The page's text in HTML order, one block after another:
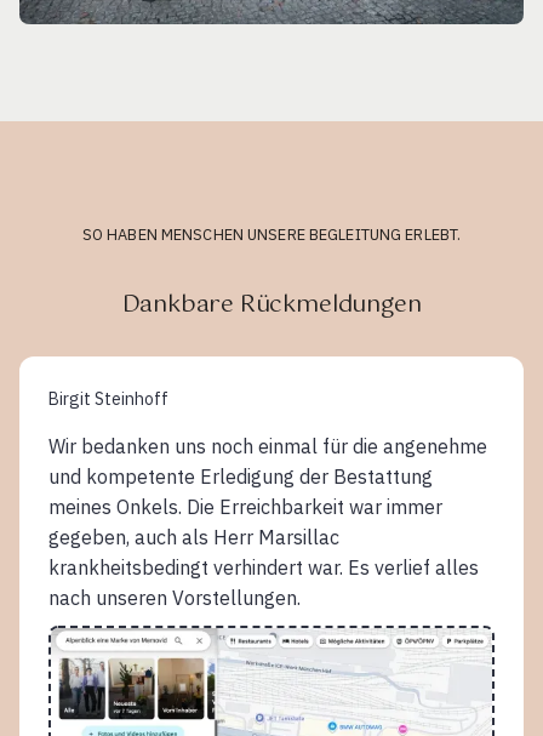
SO HABEN MENSCHEN UNSERE BEGLEITUNG ERLEBT.
Dankbare Rückmeldungen
Birgit Steinhoff
Wir bedanken uns noch einmal für die angenehme
und kompetente Erledigung der Bestattung
meines Onkels. Die Erreichbarkeit war immer
gegeben, auch als Herr Marsillac
krankheitsbedingt verhindert war. Es verlief alles
nach unseren Vorstellungen.